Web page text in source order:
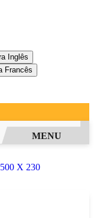
SAIBA COMO PEDIR
MENU